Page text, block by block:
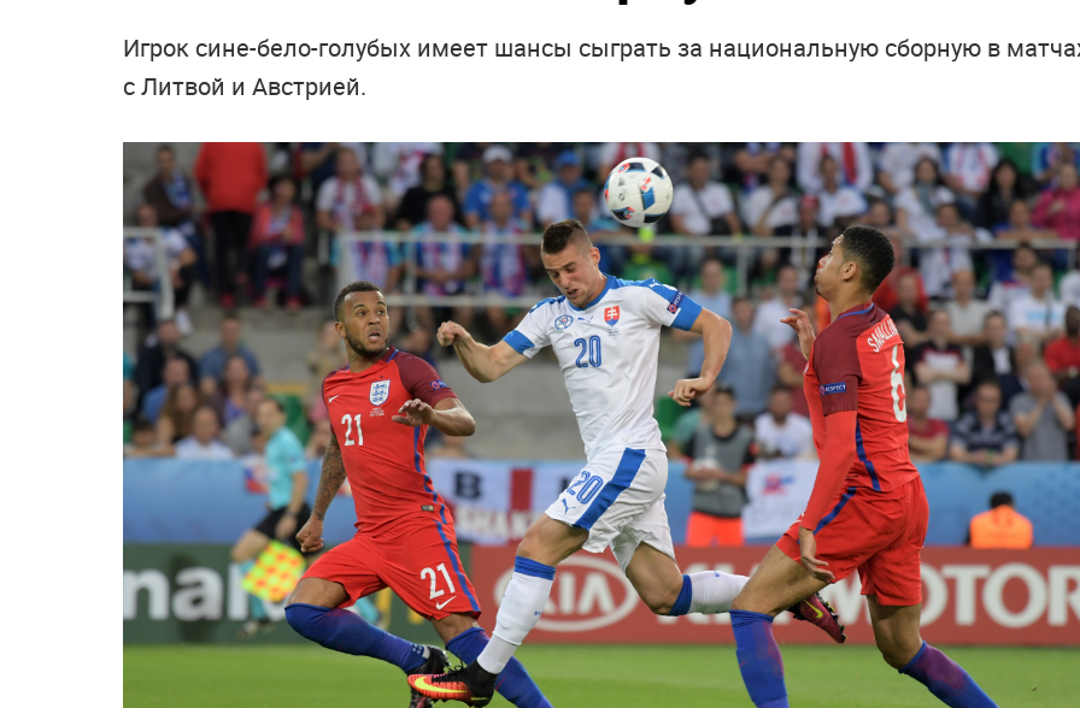
Игрок сине-бело-голубых имеет шансы сыграть за национальную сборную в
с Литвой и Австрией.